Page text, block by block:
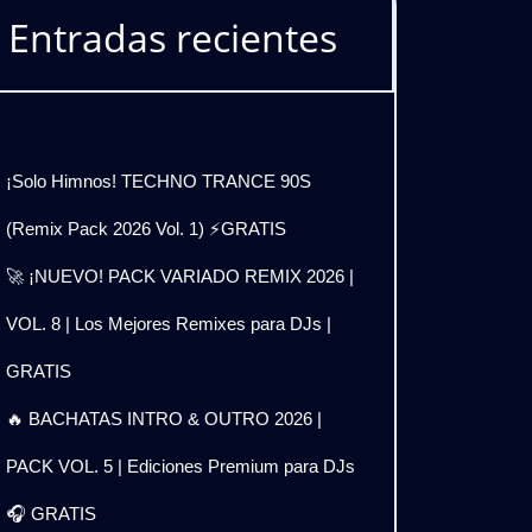
Entradas recientes
¡Solo Himnos! TECHNO TRANCE 90S
(Remix Pack 2026 Vol. 1) ⚡GRATIS
🚀 ¡NUEVO! PACK VARIADO REMIX 2026 |
VOL. 8 | Los Mejores Remixes para DJs |
GRATIS
🔥 BACHATAS INTRO & OUTRO 2026 |
PACK VOL. 5 | Ediciones Premium para DJs
🎧 GRATIS